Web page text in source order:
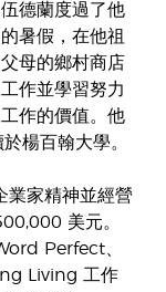
伍德蘭度過了他
的暑假，在他祖
父母的鄉村商店
工作並學習努力
工作的價值。他
楊百翰大學。
業家精神並經營
美元。
Perfect、
Living 工作